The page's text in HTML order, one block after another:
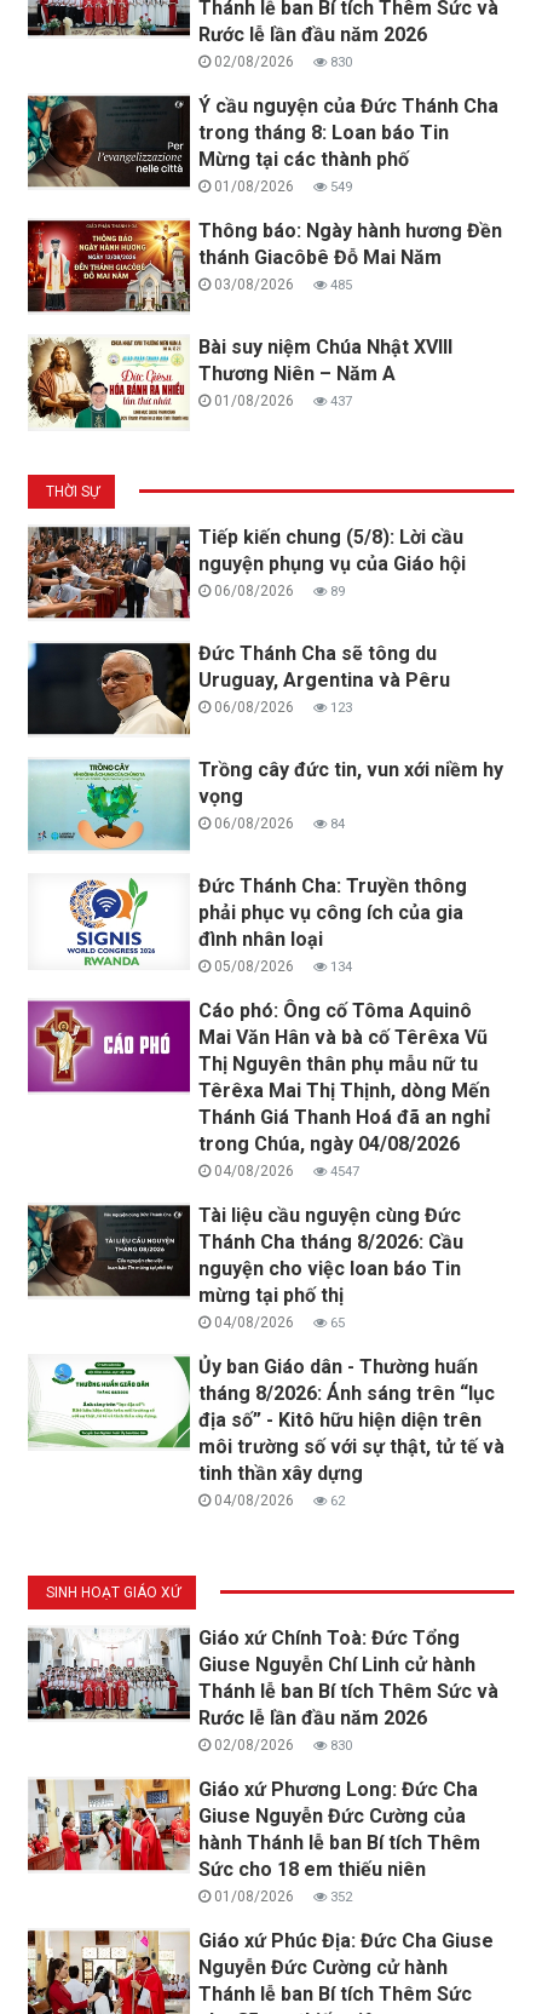
Thánh lễ ban Bí tích Thêm Sức và
Rước lễ lần đầu năm 2026
02/08/2026 830
Ý cầu nguyện của Đức Thánh Cha
trong tháng 8: Loan báo Tin
Mừng tại các thành phố
01/08/2026 549
Thông báo: Ngày hành hương Đền
thánh Giacôbê Đỗ Mai Năm
03/08/2026 485
Bài suy niệm Chúa Nhật XVIII
Thương Niên – Năm A
01/08/2026 437
THỜI SỰ
Tiếp kiến chung (5/8): Lời cầu
nguyện phụng vụ của Giáo hội
06/08/2026 89
Đức Thánh Cha sẽ tông du
Uruguay, Argentina và Pêru
06/08/2026 123
Trồng cây đức tin, vun xới niềm hy
vọng
06/08/2026 84
Đức Thánh Cha: Truyền thông
phải phục vụ công ích của gia
đình nhân loại
05/08/2026 134
Cáo phó: Ông cố Tôma Aquinô
Mai Văn Hân và bà cố Têrêxa Vũ
Thị Nguyên thân phụ mẫu nữ tu
Têrêxa Mai Thị Thịnh, dòng Mến
Thánh Giá Thanh Hoá đã an nghỉ
trong Chúa, ngày 04/08/2026
04/08/2026 4547
Tài liệu cầu nguyện cùng Đức
Thánh Cha tháng 8/2026: Cầu
nguyện cho việc loan báo Tin
mừng tại phố thị
04/08/2026 65
Ủy ban Giáo dân - Thường huấn
tháng 8/2026: Ánh sáng trên “lục
địa số” - Kitô hữu hiện diện trên
môi trường số với sự thật, tử tế và
tinh thần xây dựng
04/08/2026 62
SINH HOẠT GIÁO XỨ
Giáo xứ Chính Toà: Đức Tổng
Giuse Nguyễn Chí Linh cử hành
Thánh lễ ban Bí tích Thêm Sức và
Rước lễ lần đầu năm 2026
02/08/2026 830
Giáo xứ Phương Long: Đức Cha
Giuse Nguyễn Đức Cường của
hành Thánh lễ ban Bí tích Thêm
Sức cho 18 em thiếu niên
01/08/2026 352
Giáo xứ Phúc Địa: Đức Cha Giuse
Nguyễn Đức Cường cử hành
Thánh lễ ban Bí tích Thêm Sức